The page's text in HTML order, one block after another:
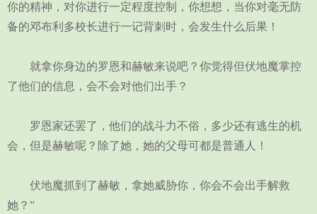
你的精神，对你进行一定程度控制，你想想，当你对毫无防
备的邓布利多校长进行一记背刺时，会发生什么后果！
就拿你身边的罗恩和赫敏来说吧？你觉得但伏地魔掌控
了他们的信息，会不会对他们出手？
罗恩家还罢了，他们的战斗力不俗，多少还有逃生的机
会，但是赫敏呢？除了她，她的父母可都是普通人！
伏地魔抓到了赫敏，拿她威胁你，你会不会出手解救
她？”